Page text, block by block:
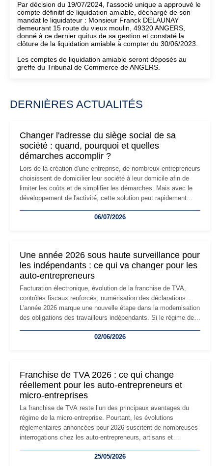
Par décision du 19/07/2024, l'associé unique a approuvé le
compte définitif de liquidation amiable, déchargé de son
mandat le liquidateur : Monsieur Franck DELAUNAY
demeurant 15 route du vieux moulin, 49320 ANGERS,
donné à ce dernier quitus de sa gestion et constaté la
clôture de la liquidation amiable à compter du 30/06/2023.
Les comptes de liquidation amiable seront déposés au
greffe du Tribunal de Commerce de ANGERS.
DERNIÈRES ACTUALITÉS
Changer l'adresse du siège social de sa
société : quand, pourquoi et quelles
démarches accomplir ?
Lors de la création d'une entreprise, de nombreux entrepreneurs
choisissent de domicilier leur société à leur domicile afin de
limiter les coûts et de simplifier les démarches. Mais avec le
développement de l'activité, cette solution peut rapidement
professionnels, recrutement, image de marque… Le
06/07/2026
Une année 2026 sous haute surveillance pour
les indépendants : ce qui va changer pour les
auto-entrepreneurs
Facturation électronique, évolution de la franchise de TVA,
contrôles fiscaux renforcés, numérisation des déclarations…
L'année 2026 marque une nouvelle étape dans la modernisation
des obligations des travailleurs indépendants. Si le régime de
les auto-entrepreneurs devront s'adapter à un environnement
02/06/2026
Franchise de TVA 2026 : ce qui change
réellement pour les auto-entrepreneurs et
micro-entreprises
La franchise de TVA reste l’un des principaux avantages du
régime de la micro-entreprise. Pourtant, les évolutions
réglementaires annoncées pour 2026 suscitent de nombreuses
interrogations chez les auto-entrepreneurs, artisans et
facturation ou risque de bascule vers la TVA : les règles
25/05/2026